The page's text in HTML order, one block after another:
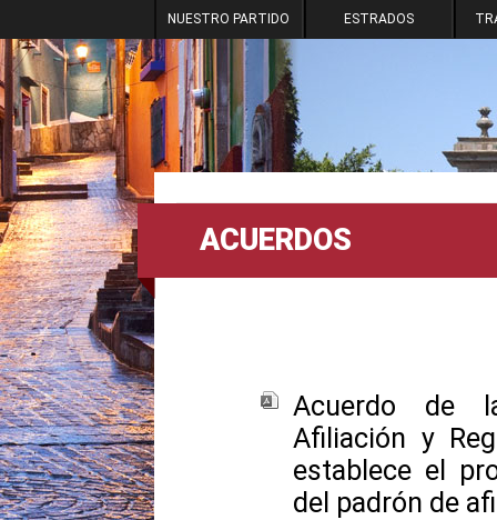
NUESTRO PARTIDO ESTRADOS
ACUERDOS
Acuerdo de
Afiliación y
establece el
del padrón de